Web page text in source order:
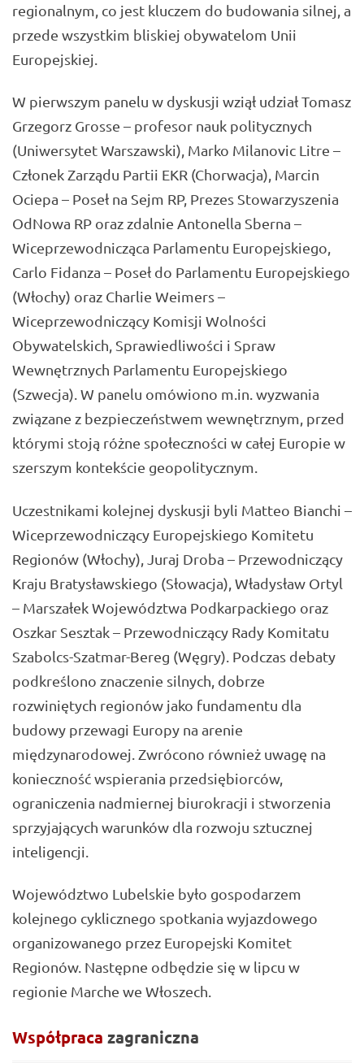
regionalnym, co jest kluczem do budowania silnej, a
przede wszystkim bliskiej obywatelom Unii
Europejskiej.
W pierwszym panelu w dyskusji wziął udział Tomasz
Grzegorz Grosse – profesor nauk politycznych
(Uniwersytet Warszawski), Marko Milanovic Litre –
Członek Zarządu Partii EKR (Chorwacja), Marcin
Ociepa – Poseł na Sejm RP, Prezes Stowarzyszenia
OdNowa RP oraz zdalnie Antonella Sberna –
Wiceprzewodnicząca Parlamentu Europejskiego,
Carlo Fidanza – Poseł do Parlamentu Europejskiego
(Włochy) oraz Charlie Weimers –
Wiceprzewodniczący Komisji Wolności
Obywatelskich, Sprawiedliwości i Spraw
Wewnętrznych Parlamentu Europejskiego
(Szwecja). W panelu omówiono m.in. wyzwania
związane z bezpieczeństwem wewnętrznym, przed
którymi stoją różne społeczności w całej Europie w
szerszym kontekście geopolitycznym.
Uczestnikami kolejnej dyskusji byli Matteo Bianchi –
Wiceprzewodniczący Europejskiego Komitetu
Regionów (Włochy), Juraj Droba – Przewodniczący
Kraju Bratysławskiego (Słowacja), Władysław Ortyl
– Marszałek Województwa Podkarpackiego oraz
Oszkar Sesztak – Przewodniczący Rady Komitatu
Szabolcs-Szatmar-Bereg (Węgry). Podczas debaty
podkreślono znaczenie silnych, dobrze
rozwiniętych regionów jako fundamentu dla
budowy przewagi Europy na arenie
międzynarodowej. Zwrócono również uwagę na
konieczność wspierania przedsiębiorców,
ograniczenia nadmiernej biurokracji i stworzenia
sprzyjających warunków dla rozwoju sztucznej
inteligencji.
Województwo Lubelskie było gospodarzem
kolejnego cyklicznego spotkania wyjazdowego
organizowanego przez Europejski Komitet
Regionów. Następne odbędzie się w lipcu w
regionie Marche we Włoszech.
Współpraca zagraniczna